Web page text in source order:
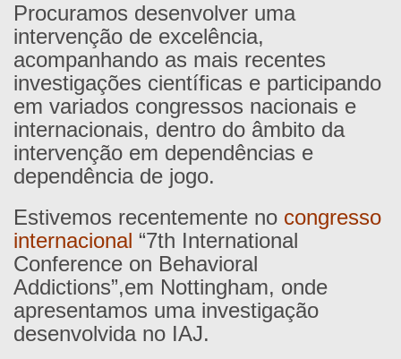
Procuramos desenvolver uma
intervenção de excelência,
acompanhando as mais recentes
investigações científicas e participando
em variados congressos nacionais e
internacionais, dentro do âmbito da
intervenção em dependências e
dependência de jogo.
Estivemos recentemente no congresso
internacional “7th International
Conference on Behavioral
Addictions”,em Nottingham, onde
apresentamos uma investigação
desenvolvida no IAJ.